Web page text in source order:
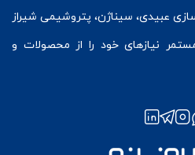
عبیدی، سیناژن، پتروشیمی شیراز
نیازهای خود را از محصولات و